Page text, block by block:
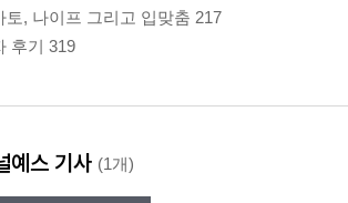
토, 나이프 그리고 입맞춤 217
후기 319
예스 기사 (1개)